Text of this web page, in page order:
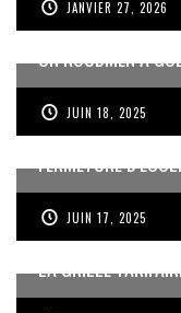
JANVIER 27, 2026
UN KOUDMEN À
JUIN 18, 2025
FERMETURE
JUIN 17, 2025
LA GRILLE